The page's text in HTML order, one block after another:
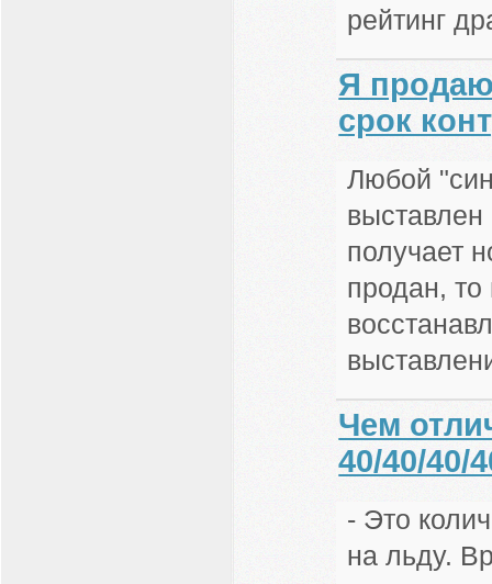
рейтинг
Я продаю
срок
Любой
получает
продан,
Чем
40/40/40/
- Это
на льду.